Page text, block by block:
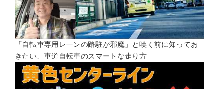
「自転車専用レーンの路駐が邪魔」と嘆く前に知ってお
きたい、車道自転車のスマートな走り方